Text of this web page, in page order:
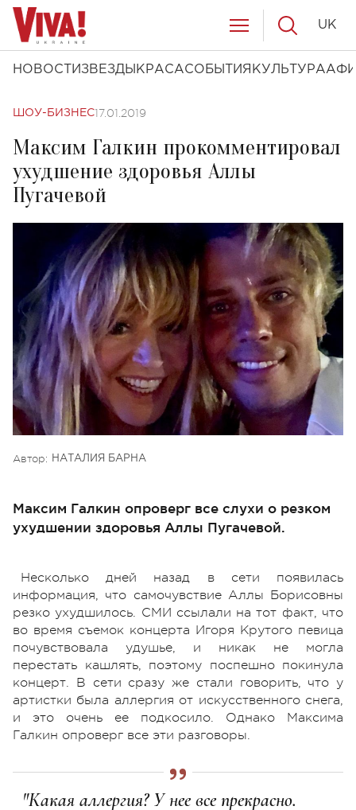
НОВОСТИ ЗВЕЗДЫ КРАСАСОБЫТИЯ КУЛЬТУРА
UK
ШОУ-БИЗНЕС17.01.2019
Максим Галкин прокомментировал
ухудшение здоровья Аллы
Пугачевой
Автор: НАТАЛИЯ БАРНА
Максим Галкин опроверг все слухи о резком
ухудшении здоровья Аллы Пугачевой.
Несколько дней назад в сети появилась
информация, что самочувствие Аллы Борисовны
резко ухудшилось. СМИ ссылали на тот факт, что
во время съемок концерта Игоря Крутого певица
почувствовала удушье, и никак не могла
перестать кашлять, поэтому поспешно покинула
концерт. В сети сразу же стали говорить, что у
артистки была аллергия от искусственного снега,
и это очень ее подкосило. Однако Максима
Галкин опроверг все эти разговоры.
"Какая аллергия? У нее все прекрасно.